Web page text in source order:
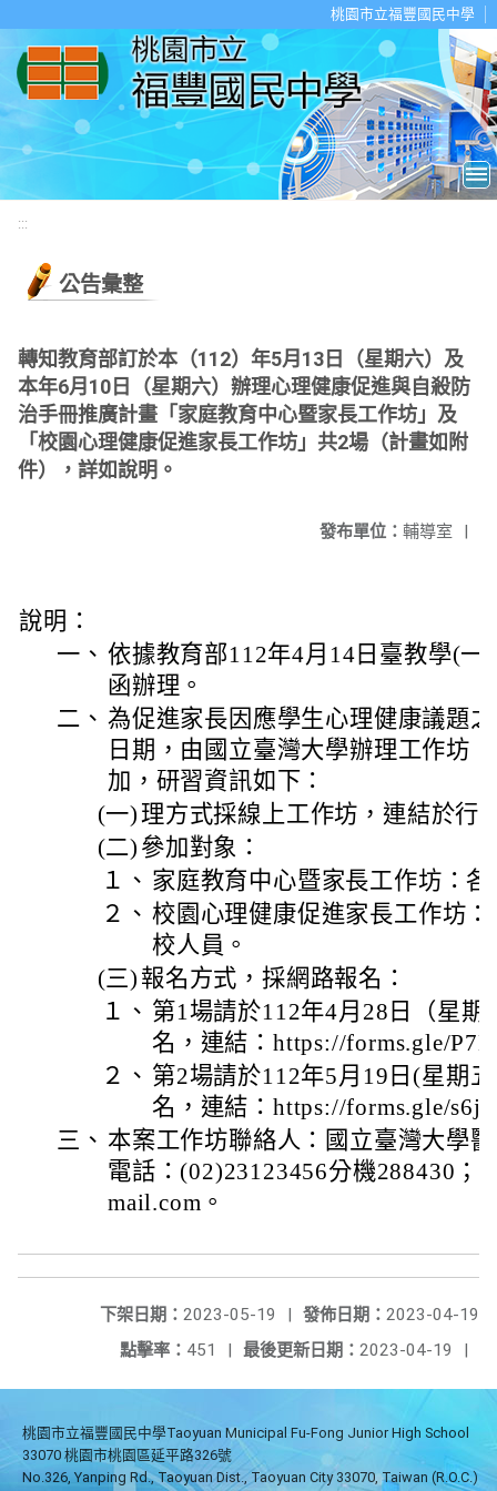
桃園市立福豐國民中學
:::
公告彙整
轉知教育部訂於本（112）年5月13日（星期六）及
本年6月10日（星期六）辦理心理健康促進與自殺防
治手冊推廣計畫「家庭教育中心暨家長工作坊」及
「校園心理健康促進家長工作坊」共2場（計畫如附
件），詳如說明。
發布單位： 輔導室 |
說明：
一、 依據教育部112年4月14日臺教學(一
函辦理。
二、 為促進家長因應學生心理健康議題
日期，由國立臺灣大學辦理工作坊
加，研習資訊如下：
(一)理方式採線上工作坊，連結於行
(二) 參加對象：
１、 家庭教育中心暨家長工作坊：
２、 校園心理健康促進家長工作坊
校人員。
(三) 報名方式，採網路報名：
１、 第1場請於112年4月28日（星期
名，連結：https://forms.gle/
２、 第2場請於112年5月19日(星期
名，連結：https://forms.gle/
三、 本案工作坊聯絡人：國立臺灣大學
電話：(02)23123456分機288430；
mail.com。
發佈日期： 2023-04-19
下架日期： 2023-05-19
|
最後更新日期： 2023-04-19 |
點擊率： 451 |
桃園市立福豐國民中學Taoyuan Municipal Fu-Fong Junior High School
33070 桃園市桃園區延平路326號
No.326, Yanping Rd., Taoyuan Dist., Taoyuan City 33070, Taiwan (R.O.C.)